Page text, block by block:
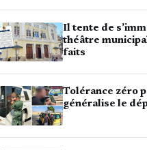
Il tente de
théâtre
faits
Tolérance zéro
généralise le